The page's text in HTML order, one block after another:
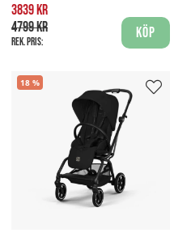
3839 kr
4799 kr
Rek. pris:
Köp
18